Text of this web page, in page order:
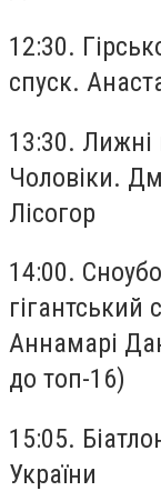
12:30.
спуск.
13:30. Лижні
Чоловіки.
Лісогор
14:00.
Аннамарі
до топ-16)
15:05.
України